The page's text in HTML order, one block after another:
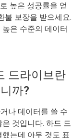
높은 성공률을 얻
불 보장을 받으세요.
은 수준의 데이터
드라이브란
까?
나 데이터를 쓸 수
것입니다. 하드 드
는데 아무 것도 표